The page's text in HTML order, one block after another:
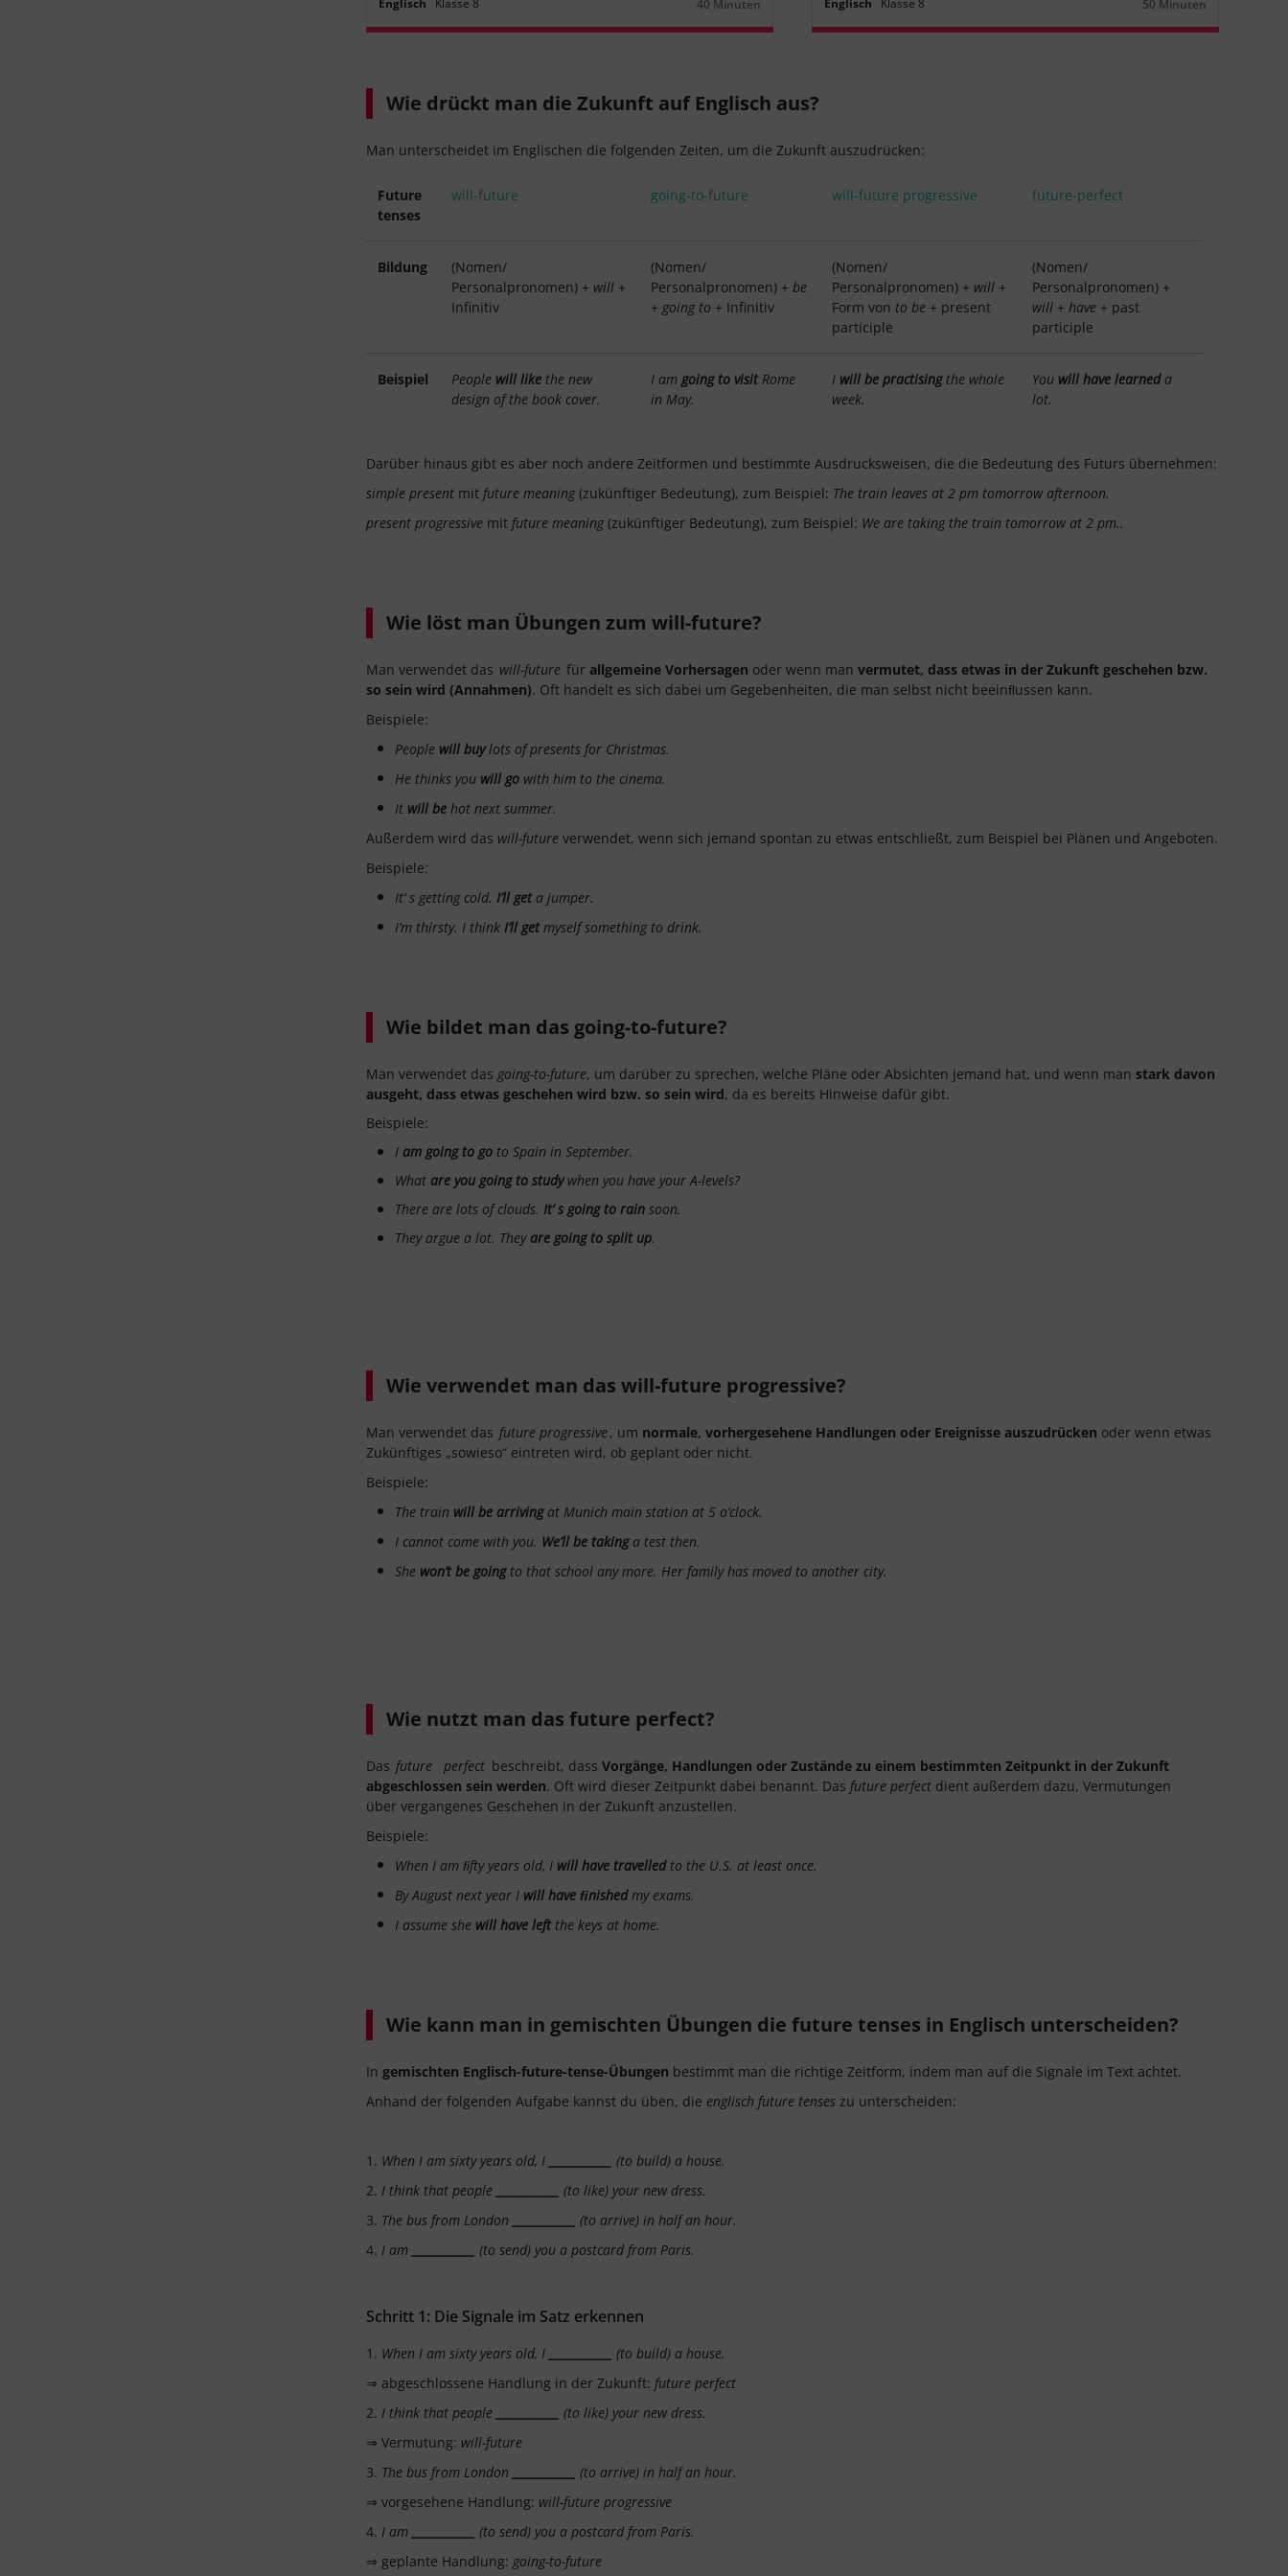
Dauer:
40 Minuten Dauer:
50 Minuten
Wie drückt man die Zukunft auf Englisch aus?
Man unterscheidet im Englischen die folgenden Zeiten, um die Zukunft auszudrücken:
Future
tenses
will-future going-to-future will-future progressive future-perfect
Bildung
(Nomen/
Personalpronomen) + will +
Infinitiv
(Nomen/
Personalpronomen) + be
+ going to + Infinitiv
(Nomen/
Personalpronomen) + will +
Form von to be + present
participle
(Nomen/
Personalpronomen) +
will + have + past
participle
Beispiel People will like the new
design of the book cover.
I am going to visitRome
in May.
I will be practisingthe whole
week.
You will have learneda
lot.
Darüber hinaus gibt es aber noch andere Zeitformen und bestimmte Ausdrucksweisen, die die Bedeutung des Futurs übernehmen:
simple present mit future meaning(zukünftiger Bedeutung), zum Beispiel: The train leaves at 2 pm tomorrow afternoon.
present progressive mit future meaning(zukünftiger Bedeutung), zum Beispiel: We are taking the train tomorrow at 2 pm..
Wie löst man Übungen zum will-future?
Man verwendet das will-future fürallgemeine Vorhersagen oder wenn manvermutet, dass etwas in der Zukunft geschehen bzw.
so sein wird (Annahmen). Oft handelt es sich dabei um Gegebenheiten, die man selbst nicht beeinﬂussen kann.
Beispiele:
People will buylots of presents for Christmas.
He thinks you will go with him to the cinema.
It will be hot next summer.
Außerdem wird das will-future verwendet, wenn sich jemand spontan zu etwas entschließt, zum Beispiel bei Plänen und Angeboten.
Beispiele:
It’ s getting cold. I’ll geta jumper.
I’m thirsty. I think I’ll get myself something to drink.
Wie bildet man das going-to-future?
Man verwendet das going-to-future, um darüber zu sprechen, welche Pläne oder Absichten jemand hat, und wenn man stark davon
ausgeht, dass etwas geschehen wird bzw. so sein wird, da es bereits Hinweise dafür gibt.
Beispiele:
I am going to go to Spain in September.
What are you going to studywhen you have your A-levels?
There are lots of clouds. It’ s going to rain soon.
They argue a lot. They are going to split up.
Wie verwendet man das will-future progressive?
Man verwendet das future progressive, um normale, vorhergesehene Handlungen oder Ereignisse auszudrücken oder wenn etwas
Zukünftiges „sowieso“ eintreten wird, ob geplant oder nicht.
Beispiele:
The train will be arrivingat Munich main station at 5 o’clock.
I cannot come with you. We’ll be takinga test then.
She won’t be goingto that school any more. Her family has moved to another city.
Wie nutzt man das future perfect?
Das future perfect beschreibt, dass Vorgänge, Handlungen oder Zustände zu einem bestimmten Zeitpunkt in der Zukunft
abgeschlossen sein werden. Oft wird dieser Zeitpunkt dabei benannt. Das future perfect dient außerdem dazu, Vermutungen
über vergangenes Geschehen in der Zukunft anzustellen.
Beispiele:
When I am ﬁfty years old, I will have travelledto the U.S. at least once.
By August next year I will have ﬁnishedmy exams.
I assume she will have leftthe keys at home.
Wie kann man in gemischten Übungen die future tenses in Englisch unterscheiden?
In gemischten Englisch-future-tense-Übungen bestimmt man die richtige Zeitform, indem man auf die Signale im Text achtet.
Anhand der folgenden Aufgabe kannst du üben, die englisch future tenses zu unterscheiden:
1. When I am sixty years old, I
(to build) a house.
2. I think that people
(to like) your new dress.
3. The bus from London (to arrive) in half an hour.
4. I am (to send) you a postcard from Paris.
Schritt 1: Die Signale im Satz erkennen
1. When I am sixty years old, I
(to build) a house.
⇒ abgeschlossene Handlung in der Zukunft: future perfect
2. I think that people
(to like) your new dress.
⇒ Vermutung: will-future
3. The bus from London (to arrive) in half an hour.
⇒ vorgesehene Handlung: will-future progressive
4. I am
(to send) you a postcard from Paris.
⇒ geplante Handlung: going-to-future